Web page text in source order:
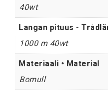
40wt
Langan pituus -
1000 m 40wt
Materiaali • Material
Bomull